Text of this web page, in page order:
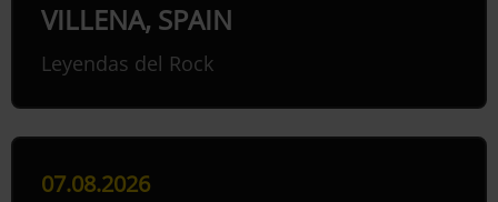
VILLENA, SPAIN
Leyendas del Rock
07.08.2026